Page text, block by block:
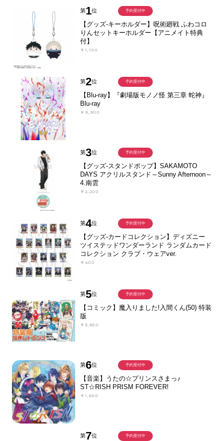
第1位
【グッズ-キーホルダー】呪術廻戦 ふわコロ
りんセットキーホルダー【アニメイト特典
付】
￥1,100
予約受付中
第2位
【Blu-ray】『劇場版モノノ怪 第三章 蛇神』
Blu-ray
￥9,900
予約受付中
第3位
【グッズ-スタンドポップ】SAKAMOTO
DAYS アクリルスタンド～Sunny Afternoon～
4.南雲
￥2,200
予約受付中
第4位
【グッズ-カードコレクション】ディズニー
ツイステッドワンダーランド ランダムカード
コレクション クラブ・ウェアver.
￥400
予約受付中
第5位
【コミック】魔入りました!入間くん(50) 特装
版
￥3,850
予約受付中
第6位
【音楽】うたの☆プリンスさまっ♪
ST☆RISH PRISM FOREVER!
￥1,650
予約受付中
第7位 予約受付中